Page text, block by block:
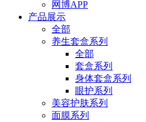
网博APP
产品展示
全部
养生套盒系列
全部
套盒系列
身体套盒系列
眼护系列
美容护肤系列
面膜系列